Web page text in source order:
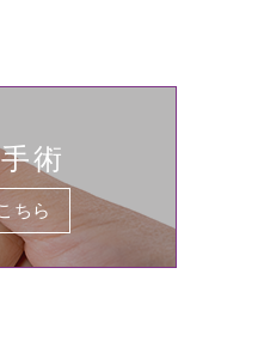
術
ちら